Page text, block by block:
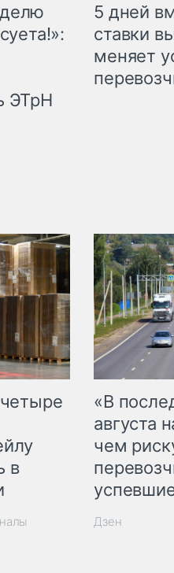
ЭТрН
5 дней
ставки
меняет
в
«В
августа
чем
Дзен